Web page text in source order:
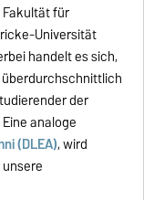
Fakultät für
Universität
handelt es sich,
überdurchschnittlich
der
analoge
(DLEA), wird